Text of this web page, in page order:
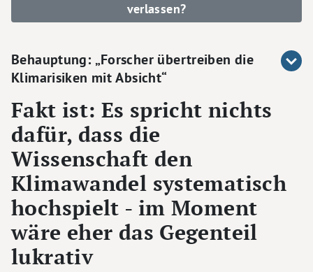
verlassen?
Behauptung: „Forscher übertreiben die
Klimarisiken mit Absicht“
Fakt ist: Es spricht nichts
dafür, dass die
Wissenschaft den
Klimawandel systematisch
hochspielt - im Moment
wäre eher das Gegenteil
lukrativ